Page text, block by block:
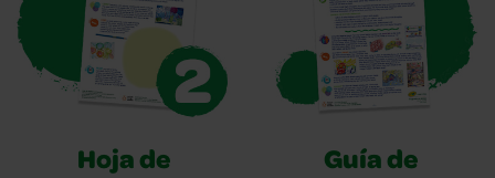
Hoja de
Guía de